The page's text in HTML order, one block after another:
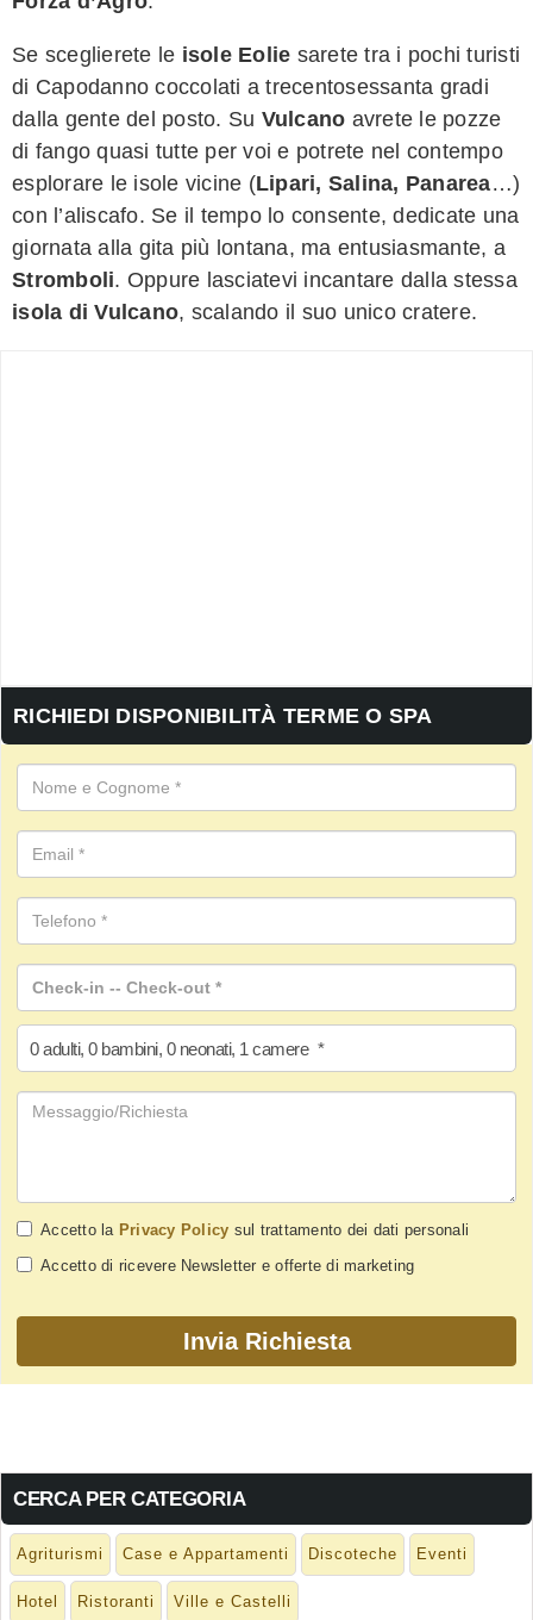
Se sceglierete le isole Eolie sarete tra i pochi turisti
di Capodanno coccolati a trecentosessanta gradi
dalla gente del posto. Su Vulcano avrete le pozze
di fango quasi tutte per voi e potrete nel contempo
esplorare le isole vicine (Lipari, Salina, Panarea…)
con l’aliscafo. Se il tempo lo consente, dedicate una
giornata alla gita più lontana, ma entusiasmante, a
Stromboli. Oppure lasciatevi incantare dalla stessa
isola di Vulcano, scalando il suo unico cratere.
RICHIEDI DISPONIBILITÀ TERME O SPA
0 adulti, 0 bambini, 0 neonati, 1 camere *
Accetto la Privacy Policy sul trattamento dei dati personali
Accetto di ricevere Newsletter e offerte di marketing
CERCA PER CATEGORIA
Agriturismi Case e Appartamenti Discoteche Eventi
Hotel Ristoranti Ville e Castelli